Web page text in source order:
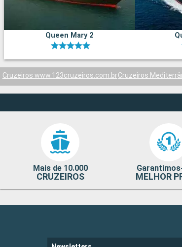
Queen Mary 2
Cruzeiros www.123cruzeiros.com.brCruzeiros
Mais de 10.000
CRUZEIROS MELHOR